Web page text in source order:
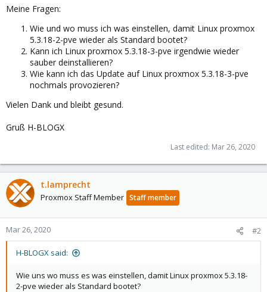
Meine Fragen:
Wie und wo muss ich was einstellen, damit Linux proxmox
5.3.18-2-pve wieder als Standard bootet?
Kann ich Linux proxmox 5.3.18-3-pve irgendwie wieder
sauber deinstallieren?
Wie kann ich das Update auf Linux proxmox 5.3.18-3-pve
nochmals provozieren?
Vielen Dank und bleibt gesund.
Gruß H-BLOGX
Last edited: Mar 26, 2020
t.lamprecht
Proxmox Staff Member Staff member
Mar 26, 2020 #2
H-BLOGX said:
Wie uns wo muss es was einstellen, damit Linux proxmox 5.3.18-
2-pve wieder als Standard bootet?